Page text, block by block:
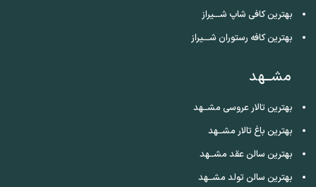
بهترین کافی شاپ شـــیراز
بهترین کافه رستوران شـــیراز
مشــهد
بهترین تالار عروسی مشــهد
بهترین باغ تالار مشــهد
بهترین سالن عقد مشــهد
بهترین سالن تولد مشــهد